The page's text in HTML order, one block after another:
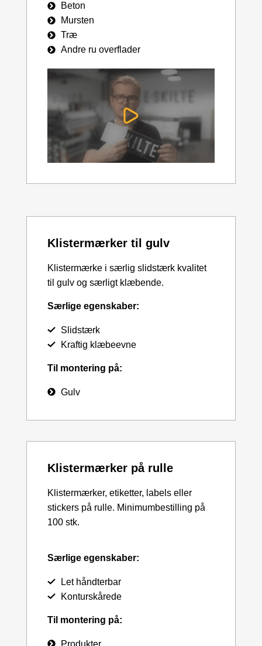
Beton
Mursten
Træ
Andre ru overflader
Klistermærker til gulv
Klistermærke i særlig slidstærk kvalitet
til gulv og særligt klæbende.
Særlige egenskaber:
Slidstærk
Kraftig klæbeevne
Til montering på:
Gulv
Klistermærker på rulle
Klistermærker, etiketter, labels eller
stickers på rulle. Minimumbestilling på
100 stk.
Særlige egenskaber:
Let håndterbar
Konturskårede
Til montering på:
Produkter